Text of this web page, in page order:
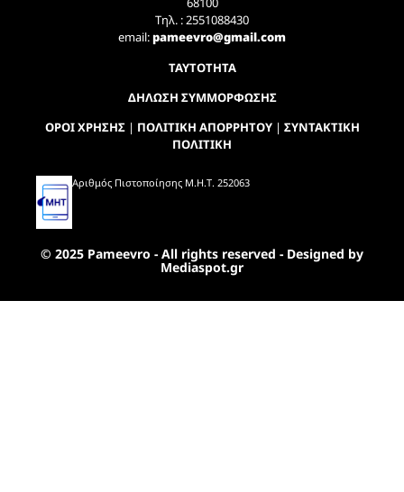
Τηλ. : 2551088430
email:pameevro@gmail.com
ΤΑΥΤΟΤΗΤΑ
ΔΗΛΩΣΗ ΣΥΜΜΟΡΦΩΣΗΣ
ΟΡΟΙ ΧΡΗΣΗΣ| ΠΟΛΙΤΙΚΗ ΑΠΟΡΡΗΤΟΥ| ΣΥΝΤΑΚΤΙΚΗ
ΠΟΛΙΤΙΚΗ
Αριθμός Πιστοποίησης Μ.Η.Τ. 252063
© 2025 Pameevro - All rights reserved - Designed by
Mediaspot.gr